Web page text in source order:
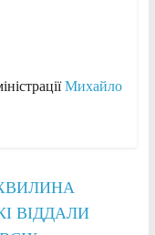
Михайло
ВІДДАЛИ